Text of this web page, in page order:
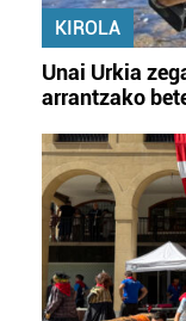
irakurri
KIROLA
Unai Urkia
arrantzako